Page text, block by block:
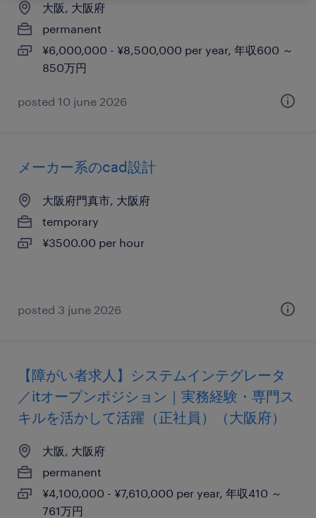
大阪, 大阪府
permanent
¥6,000,000 - ¥8,500,000 per year, 年収600 ～
850万円
posted 10 june 2026
メーカー系のcad設計
大阪府門真市, 大阪府
temporary
¥3500.00 per hour
posted 3 june 2026
【障がい者求人】システムインテグレータ
／itオープンポジション｜実務経験・専門ス
キルを活かして活躍（正社員）（大阪府）
大阪, 大阪府
permanent
¥4,100,000 - ¥7,610,000 per year, 年収410 ～
761万円